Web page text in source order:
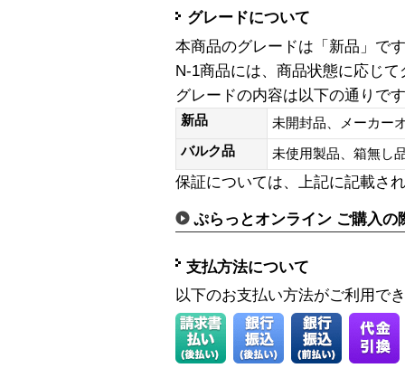
グレードについて
本商品のグレードは「新品」です
N-1商品には、商品状態に応じ
グレードの内容は以下の通りで
新品
未開封品、メーカー
バルク品
未使用製品、箱無
保証については、上記に記載さ
ぷらっとオンライン ご購入の
支払方法について
以下のお支払い方法がご利用で